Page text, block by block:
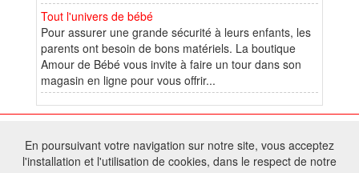
Tout l'univers de bébé
Pour assurer une grande sécurité à leurs enfants, les
parents ont besoin de bons matériels. La boutique
Amour de Bébé vous invite à faire un tour dans son
magasin en ligne pour vous offrir...
FontAwesome
Tous droits réservés - Toute reproduction du contenu de ce site, même
En poursuivant votre navigation sur notre site, vous acceptez
l'installation et l'utilisation de cookies, dans le respect de notre